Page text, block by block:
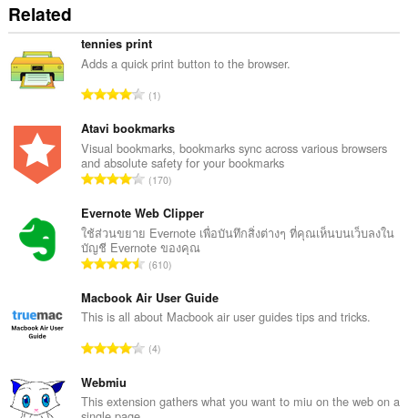
Related
tennies print
Adds a quick print button to the browser.
จำ
ว
น
ค
ะ
น
น
ร
ว
ม
ทั้
ห
:
1
Atavi bookmarks
Visual bookmarks, bookmarks sync across various browsers
and absolute safety for your bookmarks
จำ
ว
น
ค
ะ
น
น
ร
ว
ทั้
170
Evernote Web Clipper
ใช้ส่วนขยาย Evernote เพื่อบันทึกสิ่งต่างๆ ที่คุณเห็นบนเว็บลงใน
บัญชี Evernote ของคุณ
จำ
ว
น
ะ
น
610
Macbook Air User Guide
This is all about Macbook air user guides tips and tricks.
จำ
น
4
Webmiu
This extension gathers what you want to miu on the web on a